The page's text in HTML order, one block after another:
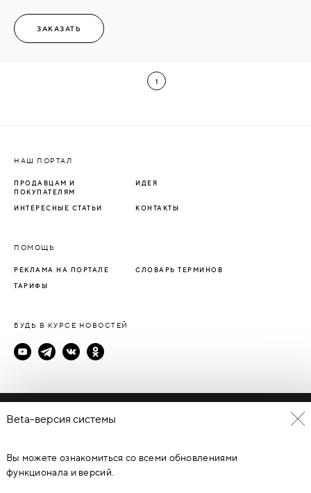
ЗАКАЗАТЬ
1
НАШ ПОРТАЛ
ПРОДАВЦАМ И
ПОКУПАТЕЛЯМ
ИДЕЯ
ИНТЕРЕСНЫЕ СТАТЬИ КОНТАКТЫ
ПОМОЩЬ
РЕКЛАМА НА ПОРТАЛЕ СЛОВАРЬ ТЕРМИНОВ
ТАРИФЫ
БУДЬ В КУРСЕ НОВОСТЕЙ
Политика конфиденциальности
© Каталог дверей - DverProf, 2021-2026Материалы сайта
являются объектами авторского права. Запрещается
копирование, распространение, любое использование
Beta-версия системы
Вы можете ознакомиться со всеми обновлениями
функционала и версий.